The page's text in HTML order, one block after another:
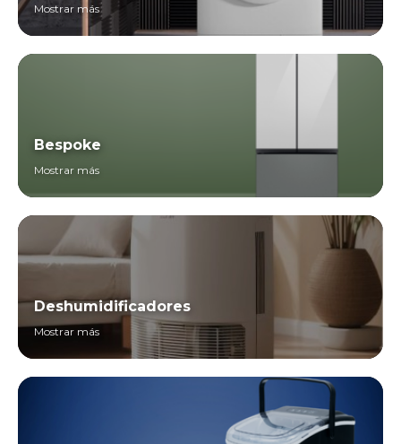
Mostrar más
Bespoke
Mostrar más
Deshumidificadores
Mostrar más